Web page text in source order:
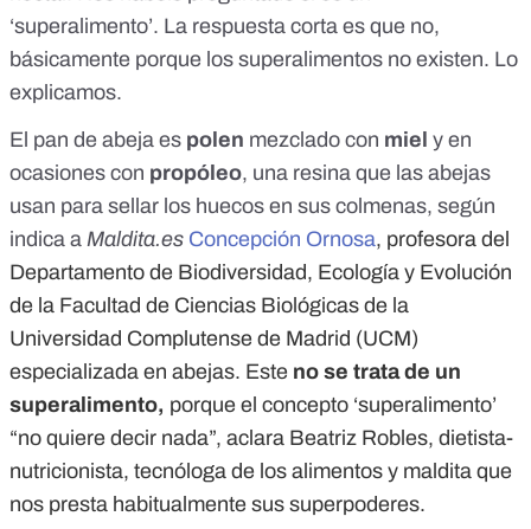
‘superalimento’. La respuesta corta es que no,
básicamente porque los superalimentos no existen. Lo
explicamos.
El pan de abeja es polen mezclado con miel y en
ocasiones con propóleo, una resina que las abejas
usan para sellar los huecos en sus colmenas, según
indica a Maldita.es Concepción Ornosa, profesora del
Departamento de Biodiversidad, Ecología y Evolución
de la Facultad de Ciencias Biológicas de la
Universidad Complutense de Madrid (UCM)
especializada en abejas. Este no se trata de un
superalimento, porque el concepto ‘superalimento’
“no quiere decir nada”, aclara Beatriz Robles, dietista-
nutricionista, tecnóloga de los alimentos y maldita que
nos presta habitualmente sus superpoderes.